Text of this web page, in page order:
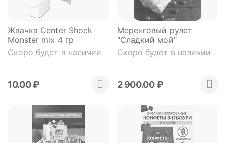
Жвачка Center Shock
Monster mix 4 гр
Скоро будет в наличии
10.00₽
Меренговый рулет
"Сладкий мой"
Скоро будет в наличии
2 900.00 ₽